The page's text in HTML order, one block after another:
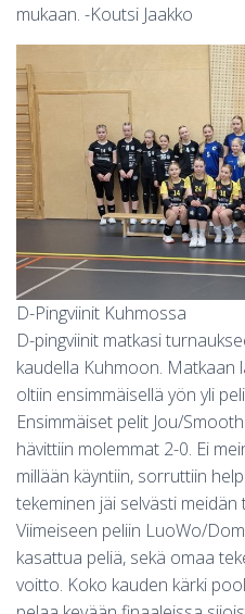
mukaan. -Koutsi Jaakko
D-Pingviinit Kuhmossa
D-pingviinit matkasi
kaudella Kuhmoon. Matkaan
oltiin ensimmäisellä yön yli
Ensimmäiset pelit Jou/
hävittiin molemmat 2-0. Ei
millään käyntiin, sorruttiin
tekeminen jäi selvästi
Viimeiseen peliin LuoWo/
kasattua peliä, sekä omaa
voitto. Koko kauden kärki